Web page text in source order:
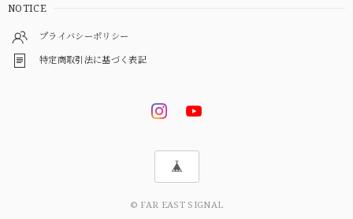
NOTICE
プライバシーポリシー
特定商取引法に基づく表記
© FAR EAST SIGNAL